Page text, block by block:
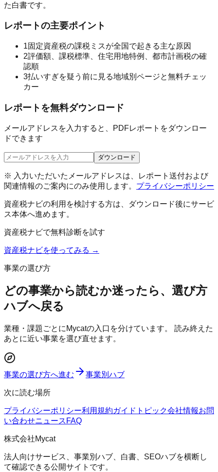
た白書です。
レポートの主要ポイント
1固定資産税の課税ミスが全国で起きる主な原因
2評価額、課税標準、住宅用地特例、都市計画税の確
認順
3払いすぎを疑う前に見る地域別ページと無料チェッ
カー
レポートを無料ダウンロード
メールアドレスを入力すると、PDFレポートをダウンロー
ドできます
ダウンロード
※ 入力いただいたメールアドレスは、レポート送付および
関連情報のご案内にのみ使用します。 プライバシーポリシー
資産税ナビの利用を検討する方は、ダウンロード後にサービ
ス本体へ進めます。
資産税ナビで無料診断を試す
資産税ナビを使ってみる →
事業の選び方
どの事業から読むか迷ったら、選び方
ハブへ戻る
業種・課題ごとにMycatの入口を分けています。 読み終えた
あとに近い事業を選び直せます。
事業の選び方へ進む 事業別ハブ
次に読む場所
プライバシーポリシー利用規約ガイド トピック会社情報お問
い合わせニュース FAQ
株式会社Mycat
法人向けサービス、事業別ハブ、白書、SEOハブを横断し
て確認できる公開サイトです。